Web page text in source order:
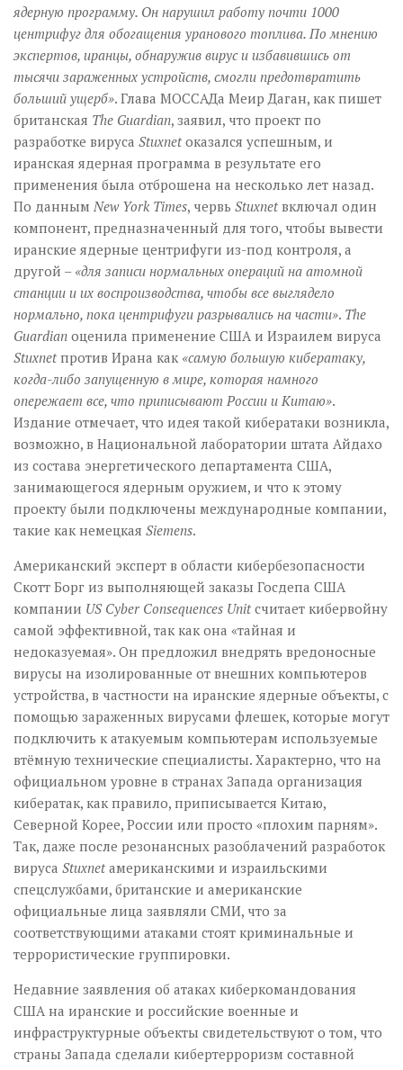
ядерную программу. Он нарушил работу почти 1000
центрифуг для обогащения уранового топлива. По мнению
экспертов, иранцы, обнаружив вирус и избавившись от
тысячи зараженных устройств, смогли предотвратить
больший ущерб». Глава МОССАДа Меир Даган, как пишет
британская The Guardian, заявил, что проект по
разработке вируса Stuxnet оказался успешным, и
иранская ядерная программа в результате его
применения была отброшена на несколько лет назад.
По данным New York Times, червь Stuxnet включал один
компонент, предназначенный для того, чтобы вывести
иранские ядерные центрифуги из-под контроля, а
другой – «для записи нормальных операций на атомной
станции и их воспроизводства, чтобы все выглядело
нормально, пока центрифуги разрывались на части». The
Guardian оценила применение США и Израилем вируса
Stuxnet против Ирана как «самую большую кибератаку,
когда-либо запущенную в мире, которая намного
опережает все, что приписывают России и Китаю».
Издание отмечает, что идея такой кибератаки возникла,
возможно, в Национальной лаборатории штата Айдахо
из состава энергетического департамента США,
занимающегося ядерным оружием, и что к этому
проекту были подключены международные компании,
такие как немецкая Siemens.
Американский эксперт в области кибербезопасности
Скотт Борг из выполняющей заказы Госдепа США
компании US Cyber Consequences Unit считает кибервойну
самой эффективной, так как она «тайная и
недоказуемая». Он предложил внедрять вредоносные
вирусы на изолированные от внешних компьютеров
устройства, в частности на иранские ядерные объекты, с
помощью зараженных вирусами флешек, которые могут
подключить к атакуемым компьютерам используемые
втёмную технические специалисты. Характерно, что на
официальном уровне в странах Запада организация
кибератак, как правило, приписывается Китаю,
Северной Корее, России или просто «плохим парням».
Так, даже после резонансных разоблачений разработок
вируса Stuxnet американскими и израильскими
спецслужбами, британские и американские
официальные лица заявляли СМИ, что за
соответствующими атаками стоят криминальные и
террористические группировки.
Недавние заявления об атаках киберкомандования
США на иранские и российские военные и
инфраструктурные объекты свидетельствуют о том, что
страны Запада сделали кибертерроризм составной